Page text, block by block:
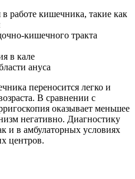
работе кишечника, такие как
кишечного тракта
в кале
ануса
переносится легко и
В сравнении с
оказывает меньшее
негативно. Диагностику
и в амбулаторных условиях
центров.